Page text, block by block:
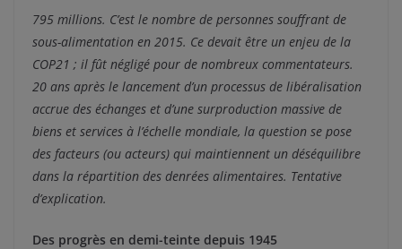
795 millions. C’est le nombre de personnes souffrant de
sous-alimentation en 2015. Ce devait être un enjeu de la
COP21 ; il fût négligé pour de nombreux commentateurs.
20 ans après le lancement d’un processus de libéralisation
accrue des échanges et d’une surproduction massive de
biens et services à l’échelle mondiale, la question se pose
des facteurs (ou acteurs) qui maintiennent un déséquilibre
dans la répartition des denrées alimentaires. Tentative
d’explication.
Des progrès en demi-teinte depuis 1945